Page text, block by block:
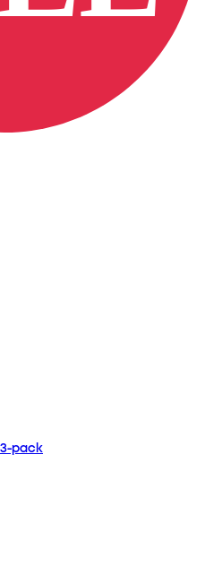
pack